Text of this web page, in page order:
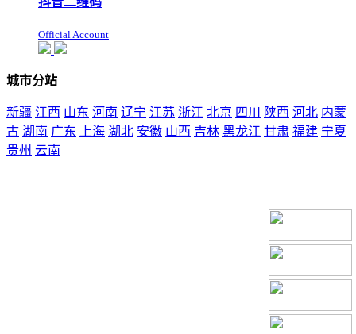
Official Account
城市分站
新疆 江西 山东 河南 辽宁 江苏 浙江 北京 四川 陕西 河北 内蒙
古 湖南 广东 上海 湖北 安徽 山西 吉林 黑龙江 甘肃 福建 宁夏
贵州 云南